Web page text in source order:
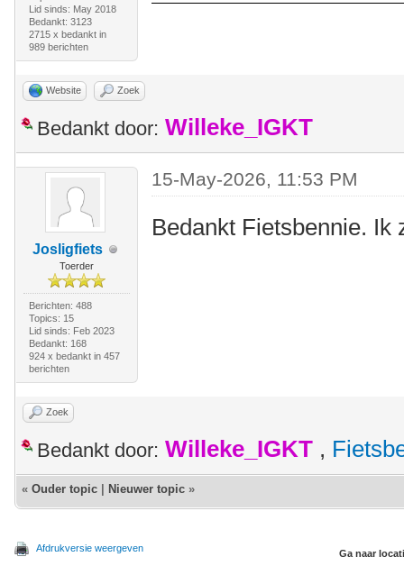
Lid sinds: May 2018
Bedankt: 3123
2715 x bedankt in
989 berichten
Website Zoek
Bedankt door: Willeke_IGKT
Josligfiets
Toerder
Berichten: 488
Topics: 15
Lid sinds: Feb 2023
Bedankt: 168
924 x bedankt in 457
berichten
15-May-2026, 11:53 PM
Bedankt Fietsbennie. Ik
Zoek
Bedankt door: Willeke_IGKT ,
« Ouder topic Nieuwer topic »
Afdrukversie weergeven Ga naar